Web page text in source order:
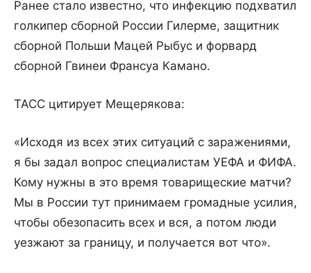
Ранее стало известно, что инфекцию подхватил
голкипер сборной России Гилерме, защитник
сборной Польши Мацей Рыбус и форвард
сборной Гвинеи Франсуа Камано.
ТАСС цитирует Мещерякова:
«Исходя из всех этих ситуаций с заражениями,
я бы задал вопрос специалистам УЕФА и ФИФА.
Кому нужны в это время товарищеские матчи?
Мы в России тут принимаем громадные усилия,
чтобы обезопасить всех и вся, а потом люди
уезжают за границу, и получается вот что».